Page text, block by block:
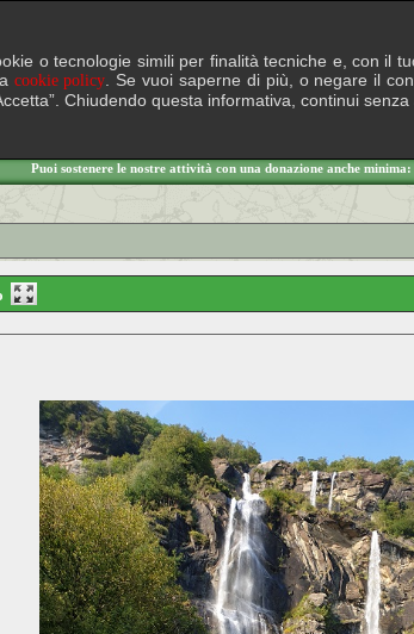
Puoi sostenere le nostre attività con una donazione anche minima:
o tecnologie simili per finalità tecniche e, con il
cookie policy . Se vuoi saperne di più, o negare il
Chiudendo questa informativa, continui senza